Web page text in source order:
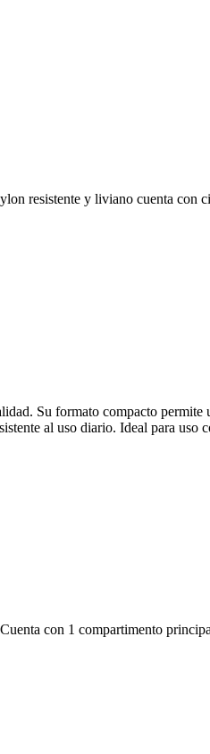
resistente y liviano cuenta
Su formato compacto
al uso diario. Ideal para
con 1 compartimento